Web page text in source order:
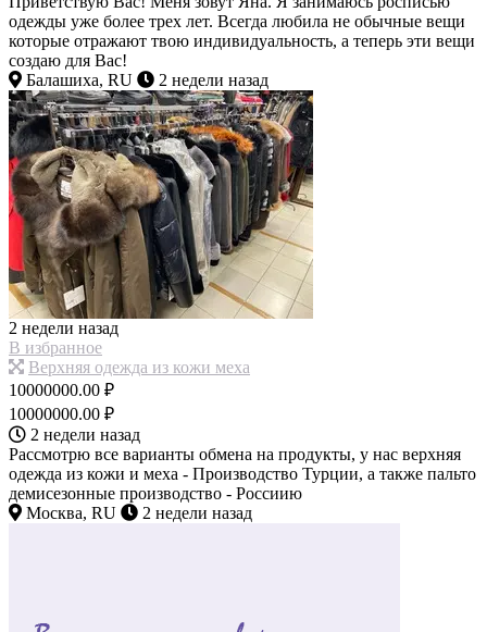
одежды уже более трех лет. Всегда любила не обычные вещи
которые отражают твою индивидуальность, а теперь эти вещи
создаю для Вас!
Балашиха, RU
2 недели назад
2 недели назад
В избранное
Верхняя одежда из кожи меха
10000000.00 ₽
10000000.00 ₽
2 недели назад
Рассмотрю все варианты обмена на продукты, у нас верхняя
одежда из кожи и меха - Производство Турции, а также пальто
демисезонные производство - Россиию
Москва, RU
2 недели назад